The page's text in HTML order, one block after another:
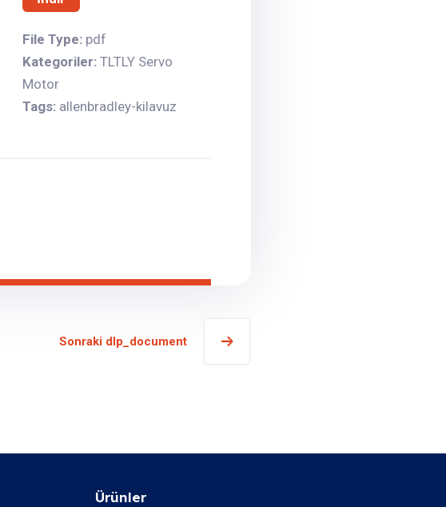
File Type: pdf
Kategoriler:TLTLY Servo
Motor
Tags: allenbradley-kilavuz
Sonraki dlp_document
Ürünler